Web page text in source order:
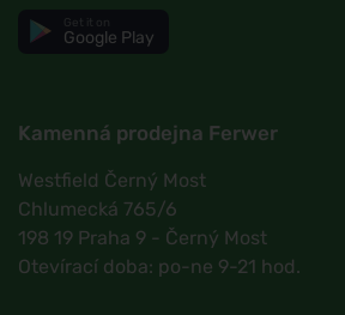
Google Play
Kamenná prodejna Ferwer
Westfield Černý Most
Chlumecká 765/6
198 19 Praha 9 - Černý Most
Otevírací doba: po-ne 9-21 hod.